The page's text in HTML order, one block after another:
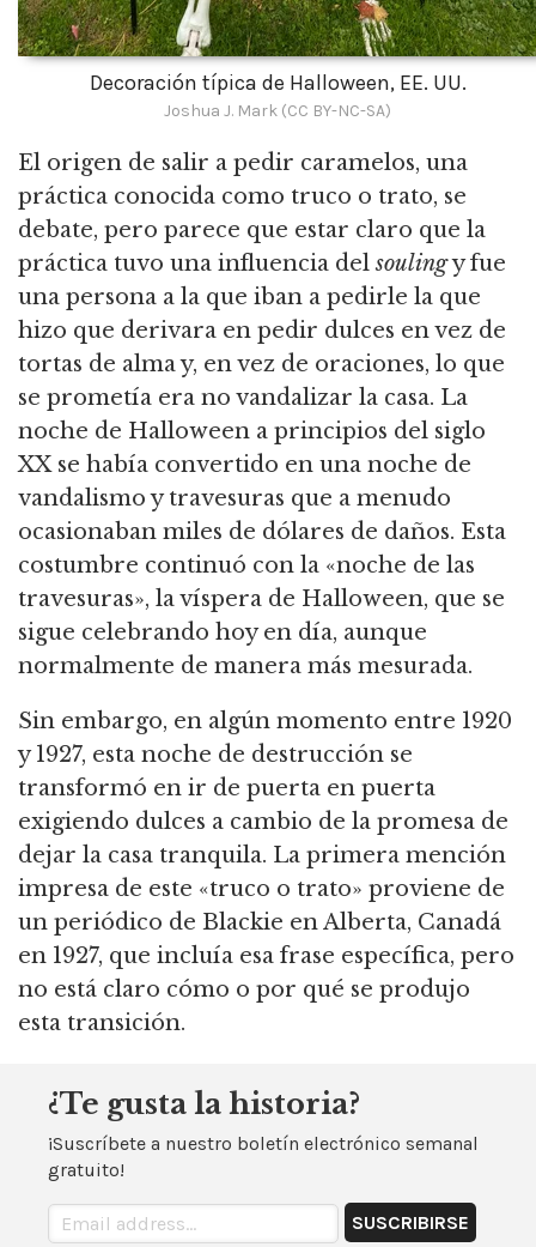
Decoración típica de Halloween, EE. UU.
Joshua J. Mark (CC BY-NC-SA)
El origen de salir a pedir caramelos, una
práctica conocida como truco o trato, se
debate, pero parece que estar claro que la
práctica tuvo una influencia delsoulingy fue
una persona a la que iban a pedirle la que
hizo que derivara en pedir dulces en vez de
tortas de alma y, en vez de oraciones, lo que
se prometía era no vandalizar la casa. La
noche de Halloween a principios del siglo
XX se había convertido en una noche de
vandalismo y travesuras que a menudo
ocasionaban miles de dólares de daños. Esta
costumbre continuó con la «noche de las
travesuras», la víspera de Halloween, que se
sigue celebrando hoy en día, aunque
normalmente de manera más mesurada.
Sin embargo, en algún momento entre 1920
y 1927, esta noche de destrucción se
transformó en ir de puerta en puerta
exigiendo dulces a cambio de la promesa de
dejar la casa tranquila. La primera mención
impresa de este «truco o trato» proviene de
un periódico de Blackie en Alberta, Canadá
en 1927, que incluía esa frase específica, pero
no está claro cómo o por qué se produjo
esta transición.
¿Te gusta la historia?
¡Suscríbete a nuestro boletín electrónico semanal
gratuito!